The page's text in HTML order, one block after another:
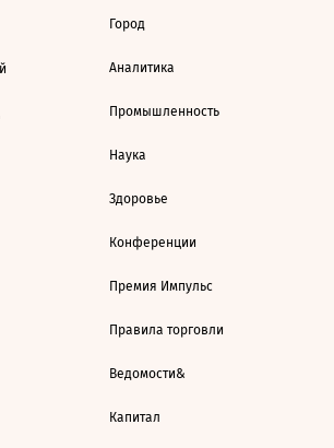
Город
Аналитика
Промышленность
Наука
Здоровье
Конференции
Премия Импульс
Правила торговли
Ведомости&
Капитал